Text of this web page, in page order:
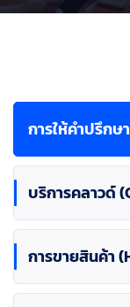
การให้คำปรึก
บริการคลาวด์
การขายสินค้า